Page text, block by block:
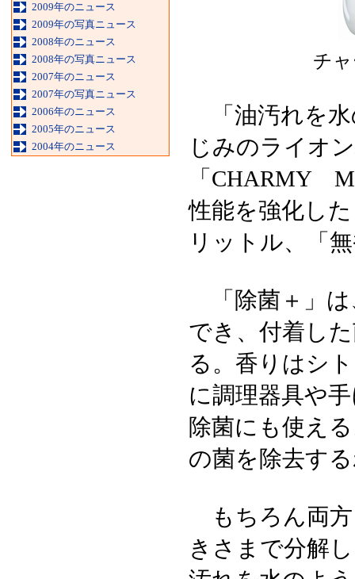
2009年のニュース
2009年の写真ニュース
2008年のニュース
2008年の写真ニュース
2007年のニュース
2007年の写真ニュース
2006年のニュース
2005年のニュース
2004年のニュース
チ
「油汚れを水
じみのライオ
「CHARMY
性能を強化し
リットル、「
「除菌＋」は
でき、付着し
る。香りはシ
に調理器具や
除菌にも使え
の菌を除去す
もちろん両方
きさまで分解